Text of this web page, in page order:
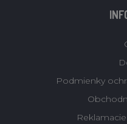
Podmienky